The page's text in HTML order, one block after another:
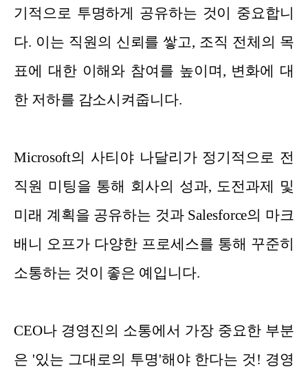
기적으로 투명하게 공유하는 것이 중요합니
다. 이는 직원의 신뢰를 쌓고, 조직 전체의 목
표에 대한 이해와 참여를 높이며, 변화에 대
한 저하를 감소시켜줍니다.
Microsoft의 사티야 나달리가 정기적으로 전
직원 미팅을 통해 회사의 성과, 도전과제 및
미래 계획을 공유하는 것과 Salesforce의 마크
배니 오프가 다양한 프로세스를 통해 꾸준히
소통하는 것이 좋은 예입니다.
CEO나 경영진의 소통에서 가장 중요한 부분
은 '있는 그대로의 투명'해야 한다는 것! 경영